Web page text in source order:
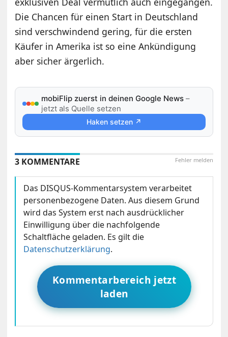
Die Chancen für einen Start in Deutschland
sind verschwindend gering, für die ersten
Käufer in Amerika ist so eine Ankündigung
aber sicher ärgerlich.
mobiFlip zuerst in deinen Google News –
jetzt als Quelle setzen
Haken setzen ↗
Fehler melden
3 KOMMENTARE
Das DISQUS-Kommentarsystem verarbeitet
personenbezogene Daten. Aus diesem Grund
wird das System erst nach ausdrücklicher
Einwilligung über die nachfolgende
Schaltfläche geladen. Es gilt die
Datenschutzerklärung.
Kommentarbereich jetzt
laden